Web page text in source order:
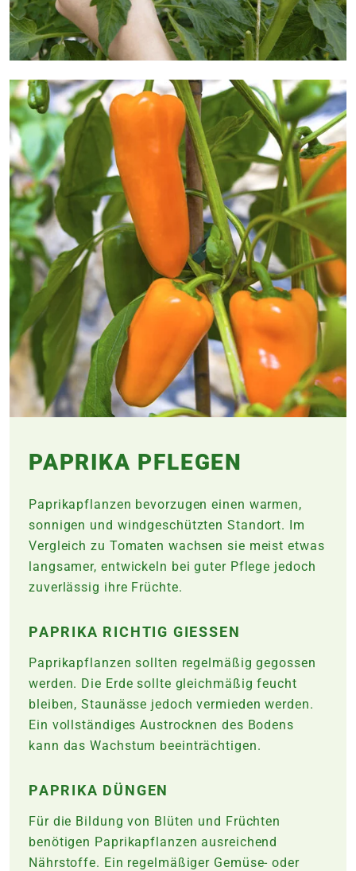
PAPRIKA PFLEGEN
Paprikapflanzen bevorzugen einen warmen,
sonnigen und windgeschützten Standort. Im
Vergleich zu Tomaten wachsen sie meist etwas
langsamer, entwickeln bei guter Pflege jedoch
zuverlässig ihre Früchte.
PAPRIKA RICHTIG GIESSEN
Paprikapflanzen sollten regelmäßig gegossen
werden. Die Erde sollte gleichmäßig feucht
bleiben, Staunässe jedoch vermieden werden.
Ein vollständiges Austrocknen des Bodens
kann das Wachstum beeinträchtigen.
PAPRIKA DÜNGEN
Für die Bildung von Blüten und Früchten
benötigen Paprikapflanzen ausreichend
Nährstoffe. Ein regelmäßiger Gemüse- oder